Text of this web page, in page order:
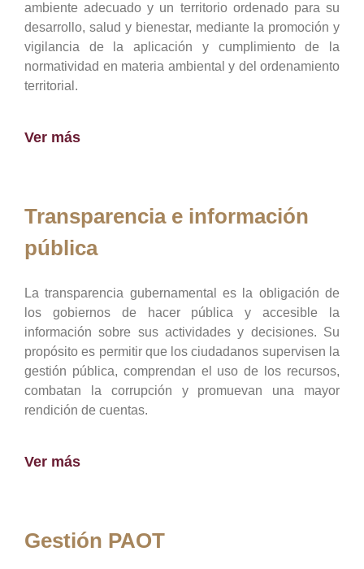
ambiente adecuado y un territorio ordenado para su
desarrollo, salud y bienestar, mediante la promoción y
vigilancia de la aplicación y cumplimiento de la
normatividad en materia ambiental y del ordenamiento
territorial.
Ver más
Transparencia e información
pública
La transparencia gubernamental es la obligación de
los gobiernos de hacer pública y accesible la
información sobre sus actividades y decisiones. Su
propósito es permitir que los ciudadanos supervisen la
gestión pública, comprendan el uso de los recursos,
combatan la corrupción y promuevan una mayor
rendición de cuentas.
Ver más
Gestión PAOT